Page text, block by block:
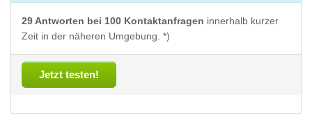
29 Antworten bei 100 Kontaktanfragen innerhalb kurzer
Zeit in der näheren Umgebung. *)
Jetzt testen!